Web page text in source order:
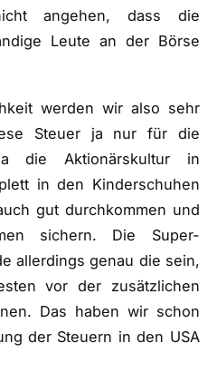
angehen, dass die
Leute an der Börse
werden wir also sehr
Steuer ja nur für die
die Aktionärskultur in
in den Kinderschuhen
gut durchkommen und
sichern. Die Super-
allerdings genau die sein,
vor der zusätzlichen
Das haben wir schon
der Steuern in den USA